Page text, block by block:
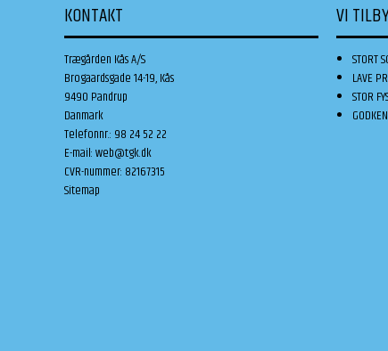
KONTAKT
Trægården Kås A/S
Brogaardsgade 14-19, Kås
9490 Pandrup
Danmark
Telefonnr.: 98 24 52 22
E-mail:web@tgk.dk
CVR-nummer: 82167315
Sitemap
VI
STORT
LAVE
STOR